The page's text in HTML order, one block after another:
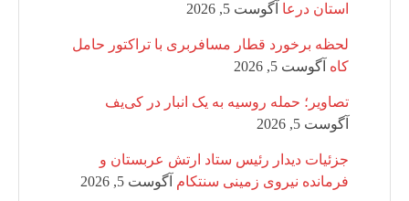
استان درعا آگوست 5, 2026
لحظه برخورد قطار مسافربری با تراکتور حامل
کاه آگوست 5, 2026
تصاویر؛ حمله روسیه به یک انبار در کی‌یف
آگوست 5, 2026
جزئیات دیدار رئیس ستاد ارتش عربستان و
فرمانده نیروی زمینی سنتکام آگوست 5, 2026